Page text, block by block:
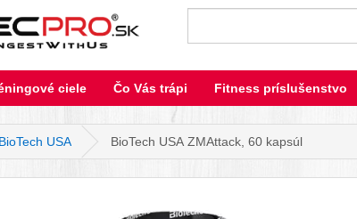
ciele Čo Vás trápi Fitness príslušenstvo
BioTech USA BioTech USA ZMAttack, 60 kapsúl